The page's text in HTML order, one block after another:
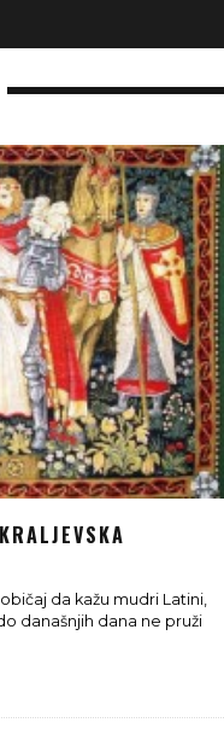
da kažu mudri Latini,
današnjih dana ne pruži